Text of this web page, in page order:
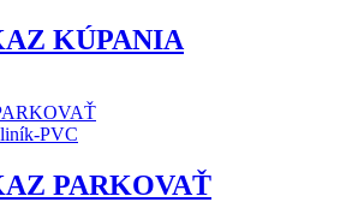
KÚPANIA
PVC
PARKOVAŤ